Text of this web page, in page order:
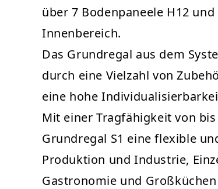
über 7 Bodenpaneele H12
Innenbereich.
Das Grundregal aus dem
durch eine Vielzahl von
eine hohe
Mit einer Tragfähigkeit von
Grundregal S1 eine flexible
Produktion und Industrie,
Gastronomie und